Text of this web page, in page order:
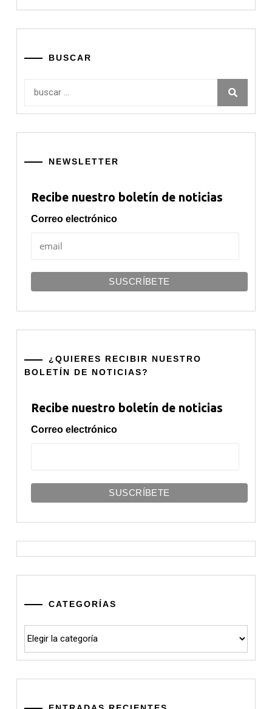
BUSCAR
NEWSLETTER
Recibe nuestro boletín de noticias
Correo electrónico
¿QUIERES RECIBIR NUESTRO
BOLETÍN DE NOTICIAS?
Recibe nuestro boletín de noticias
Correo electrónico
CATEGORÍAS